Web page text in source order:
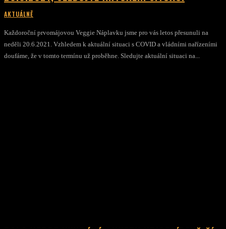
AKTUÁLNĚ
Každoroční prvomájovou Veggie Náplavku jsme pro vás letos přesunuli na
neděli 20.6.2021. Vzhledem k aktuální situaci s COVID a vládními nařízeními
doufáme, že v tomto termínu už proběhne. Sledujte aktuální situaci na...